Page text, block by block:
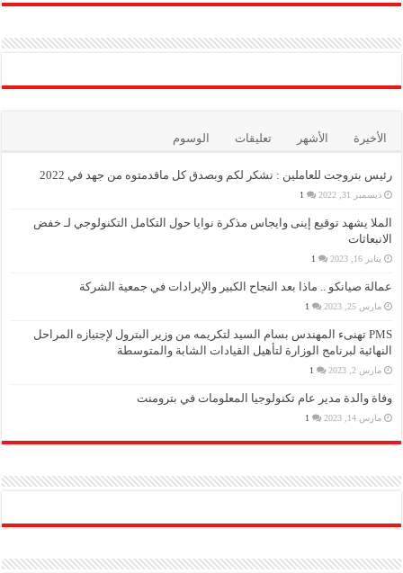
الأخيرة الأشهر تعليقات الوسوم
رئيس بتروجت للعاملين : نشكر لكم وبصدق كل ماقدمتوه من جهد في 2022
ديسمبر 31, 2022 1
الملا يشهد توقيع إينى وايجاس مذكرة نوايا حول التكامل التكنولوجي لـ خفض
الانبعاثات
يناير 16, 2023 1
عمالة صيانكو .. ماذا بعد النجاح الكبير والإيرادات في جمعية الشركة
مارس 25, 2023 1
PMS تهنىء المهندس بسام السيد لتكريمه من وزير البترول لإجتيازه المراحل
النهائية لبرنامج الوزارة لتأهيل القيادات الشابة والمتوسطة
مارس 2, 2023 1
وفاة والدة مدير عام تكنولوجيا المعلومات في بترومنت
مارس 14, 2023 1